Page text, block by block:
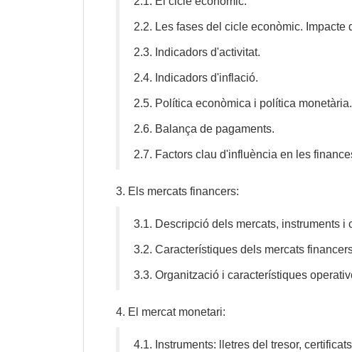
2.2. Les fases del cicle econòmic.
2.3. Indicadors d'activitat.
2.4. Indicadors d'inflació.
2.5. Política econòmica i política monetària.
2.6. Balança de pagaments.
2.7. Factors clau d'influència en les
3. Els mercats financers:
3.1. Descripció dels mercats, instruments i
3.2. Característiques dels mercats
3.3. Organització i característiques
4. El mercat monetari:
4.1. Instruments: lletres del tresor,